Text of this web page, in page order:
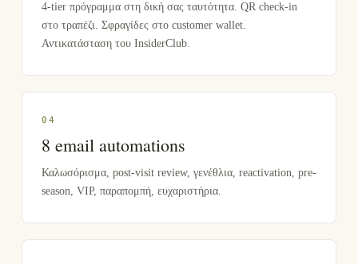
4-tier πρόγραμμα στη δική σας ταυτότητα. QR check-in
στο τραπέζι. Σφραγίδες στο customer wallet.
Αντικατάσταση του InsiderClub.
0 4
8 email automations
Καλωσόρισμα, post-visit review, γενέθλια, reactivation, pre-
season, VIP, παραπομπή, ευχαριστήρια.